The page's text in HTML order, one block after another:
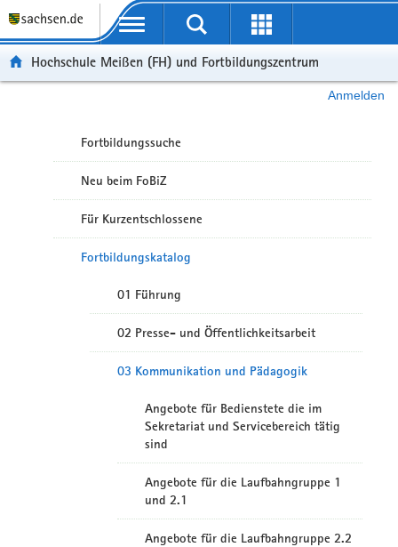
Portalübergreifende Navigation
Hochschule Meißen (FH) und Fortbildungszentrum
Anmelden
Fortbildungssuche
Neu beim FoBiZ
Für Kurzentschlossene
Fortbildungskatalog
01 Führung
02 Presse- und Öffentlichkeitsarbeit
03 Kommunikation und Pädagogik
Angebote für Bedienstete die im
Sekretariat und Servicebereich tätig
sind
Angebote für die Laufbahngruppe 1
und 2.1
Angebote für die Laufbahngruppe 2.2